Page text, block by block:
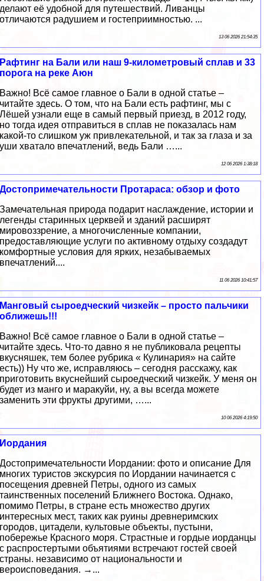
делают её удобной для путешествий. Ливанцы
отличаются радушием и гостеприимностью. ...
13 06 2026 21:54:35
Рафтинг на Бали или наш 9-километровый сплав и 33
порога на реке Аюн
Важно! Всё самое главное о Бали в одной статье –
читайте здесь. О том, что на Бали есть рафтинг, мы с
Лёшей узнали еще в самый первый приезд, в 2012 году,
но тогда идея отправиться в сплав не показалась нам
какой-то слишком уж привлекательной, и так за глаза и за
уши хватало впечатлений, ведь Бали …...
12 06 2026 1:38:18
Достопримечательности Протараса: обзор и фото
Замечательная природа подарит наслаждение, истории и
легенды старинных церквей и зданий расширят
мировоззрение, а многочисленные компании,
предоставляющие услуги по активному отдыху создадут
комфортные условия для ярких, незабываемых
впечатлений....
11 06 2026 10:41:57
Манговый сыроедческий чизкейк – просто пальчики
оближешь!!!
Важно! Всё самое главное о Бали в одной статье –
читайте здесь. Что-то давно я не публиковала рецепты
вкусняшек, тем более рубрика « Кулинария» на сайте
есть)) Ну что же, исправляюсь – сегодня расскажу, как
приготовить вкуснейший сыроедческий чизкейк. У меня он
будет из манго и маракуйи, ну, а вы всегда можете
заменить эти фрукты другими, …...
10 06 2026 4:19:50
Иордания
Достопримечательности Иордании: фото и описание Для
многих туристов экскурсия по Иордании начинается с
посещения древней Петры, одного из самых
таинственных поселений Ближнего Востока. Однако,
помимо Петры, в стране есть множество других
интересных мест, таких как руины древнеримских
городов, цитадели, культовые объекты, пустыни,
побережье Красного моря. Страстные и гордые иорданцы
с распростертыми объятиями встречают гостей своей
страны. независимо от национальности и
вероисповедания. →...